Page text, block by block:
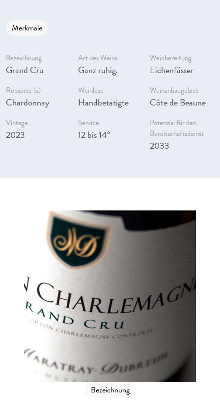
Merkmale
Bezeichnung
Grand Cru
Art des Weins
Ganz ruhig.
Weinbereitung
Eichenfässer
Rebsorte (s)
Chardonnay
Weinlese
Handbetätigte
Weinanbaugebiet
Côte de Beaune
Vintage
2023
Service
12 bis 14°
Potenzial für den
Bereitschaftsdienst
2033
Bezeichnung